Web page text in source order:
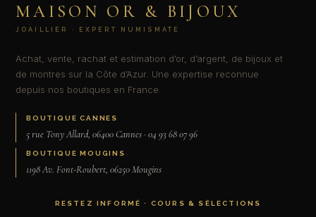
MAISON OR & BIJOUX
JOAILLIER · EXPERT NUMISMATE
Achat, vente, rachat et estimation d’or, d’argent, de bijoux et
de montres sur la Côte d’Azur. Une expertise reconnue
depuis nos boutiques en France.
BOUTIQUE CANNES
5 rue Tony Allard, 06400 Cannes · 04 93 68 07 96
BOUTIQUE MOUGINS
1198 Av. Font-Roubert, 06250 Mougins
RESTEZ INFORMÉ · COURS & SÉLECTIONS